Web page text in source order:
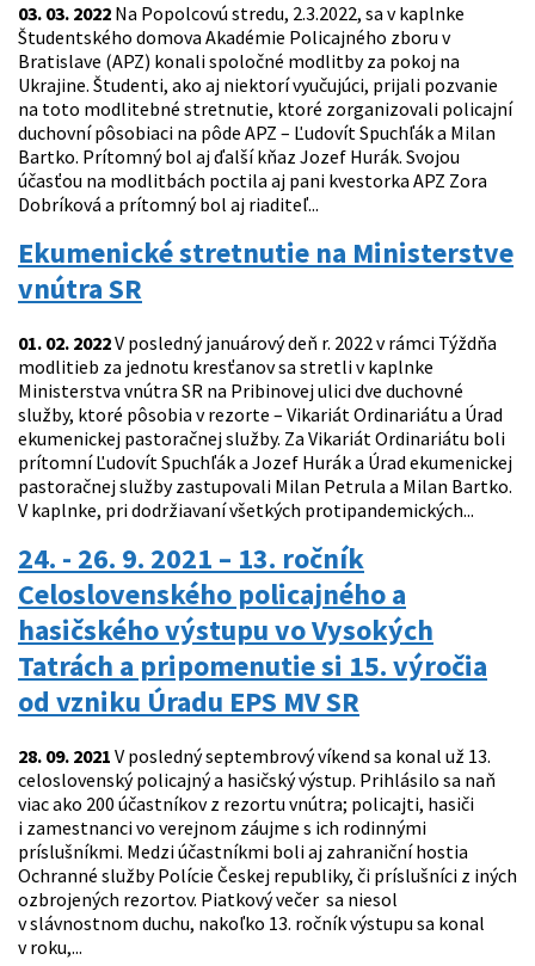
03. 03. 2022 Na Popolcovú stredu, 2.3.2022, sa v kaplnke
Študentského domova Akadémie Policajného zboru v
Bratislave (APZ) konali spoločné modlitby za pokoj na
Ukrajine. Študenti, ako aj niektorí vyučujúci, prijali pozvanie
na toto modlitebné stretnutie, ktoré zorganizovali policajní
duchovní pôsobiaci na pôde APZ – Ľudovít Spuchľák a Milan
Bartko. Prítomný bol aj ďalší kňaz Jozef Hurák. Svojou
účasťou na modlitbách poctila aj pani kvestorka APZ Zora
Dobríková a prítomný bol aj riaditeľ...
Ekumenické stretnutie na Ministerstve
vnútra SR
01. 02. 2022V posledný januárový deň r. 2022 v rámci Týždňa
modlitieb za jednotu kresťanov sa stretli v kaplnke
Ministerstva vnútra SR na Pribinovej ulici dve duchovné
služby, ktoré pôsobia v rezorte – Vikariát Ordinariátu a Úrad
ekumenickej pastoračnej služby. Za Vikariát Ordinariátu boli
prítomní Ľudovít Spuchľák a Jozef Hurák a Úrad ekumenickej
pastoračnej služby zastupovali Milan Petrula a Milan Bartko.
V kaplnke, pri dodržiavaní všetkých protipandemických...
24. - 26. 9. 2021 – 13. ročník
Celoslovenského policajného a
hasičského výstupu vo Vysokých
Tatrách a pripomenutie si 15. výročia
od vzniku Úradu EPS MV SR
28. 09. 2021 V posledný septembrový víkend sa konal už 13.
celoslovenský policajný a hasičský výstup. Prihlásilo sa naň
viac ako 200 účastníkov z rezortu vnútra; policajti, hasiči
i zamestnanci vo verejnom záujme s ich rodinnými
príslušníkmi. Medzi účastníkmi boli aj zahraniční hostia
Ochranné služby Polície Českej republiky, či príslušníci z iných
ozbrojených rezortov. Piatkový večer sa niesol
v slávnostnom duchu, nakoľko 13. ročník výstupu sa konal
v roku,...